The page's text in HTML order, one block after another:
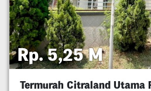
Rp. 5,25 M